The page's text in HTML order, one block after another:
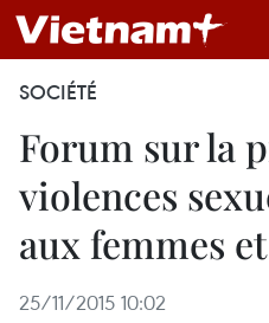
SOCIÉTÉ
Forum sur la
violences
aux femmes
25/11/2015 10:02